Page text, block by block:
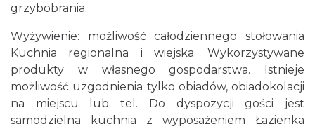
grzybobrania.
Wyżywienie: możliwość całodziennego stołowania
Kuchnia regionalna i wiejska. Wykorzystywane
produkty w własnego gospodarstwa. Istnieje
możliwość uzgodnienia tylko obiadów, obiadokolacji
na miejscu lub tel. Do dyspozycji gości jest
samodzielna kuchnia z wyposażeniem Łazienka